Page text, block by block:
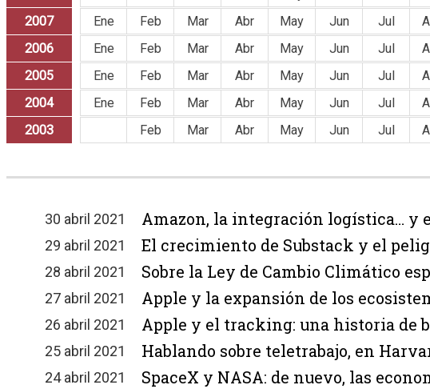
2007
Ene Feb Mar Abr May Jun Jul
2006
Ene Feb Mar Abr May Jun Jul
2005
Ene Feb Mar Abr May Jun Jul
2004
Ene Feb Mar Abr May Jun Jul
2003
Feb Mar Abr May Jun Jul
30 abril 2021 Amazon, la integración logística… y
29 abril 2021 El crecimiento de Substack y el
28 abril 2021 Sobre la Ley de Cambio Climático
27 abril 2021 Apple y la expansión de los
26 abril 2021 Apple y el tracking: una historia de
25 abril 2021 Hablando sobre teletrabajo, en
24 abril 2021 SpaceX y NASA: de nuevo, las